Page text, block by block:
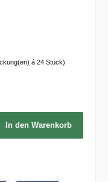
á 24 Stück)
In den Warenkorb